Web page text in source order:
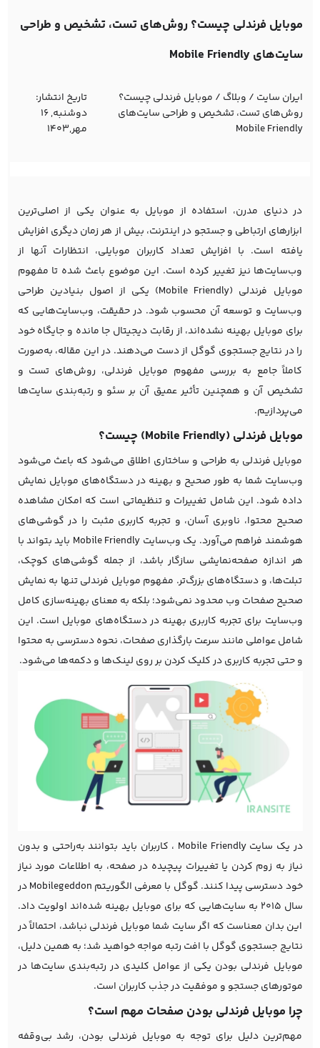
موبایل فرندلی چیست؟ روش‌های تست، تشخیص و طراحی
سایت‌های Mobile Friendly
ایران سایت / وبلاگ / موبایل فرندلی چیست؟
روش‌های تست، تشخیص و طراحی سایت‌های
Mobile Friendly
تاریخ انتشار:
دوشنبه, 16
مهر,1403
در دنیای مدرن، استفاده از موبایل به عنوان یکی از اصلی‌ترین
ابزارهای ارتباطی و جستجو در اینترنت، بیش از هر زمان دیگری افزایش
یافته است. با افزایش تعداد کاربران موبایلی، انتظارات آنها از
وب‌سایت‌ها نیز تغییر کرده است. این موضوع باعث شده تا مفهوم
موبایل فرندلی (Mobile Friendly) یکی از اصول بنیادین طراحی
وب‌سایت و توسعه آن محسوب شود. در حقیقت، وب‌سایت‌هایی که
برای موبایل بهینه نشده‌اند، از رقابت دیجیتال جا مانده و جایگاه خود
را در نتایج جستجوی گوگل از دست می‌دهند. در این مقاله، به‌صورت
کاملاً جامع به بررسی مفهوم موبایل فرندلی، روش‌های تست و
تشخیص آن و همچنین تأثیر عمیق آن بر سئو و رتبه‌بندی سایت‌ها
می‌پردازیم.
موبایل فرندلی (Mobile Friendly) چیست؟
موبایل فرندلی به طراحی و ساختاری اطلاق می‌شود که باعث می‌شود
وب‌سایت شما به طور صحیح و بهینه در دستگاه‌های موبایل نمایش
داده شود. این شامل تغییرات و تنظیماتی است که امکان مشاهده
صحیح محتوا، ناوبری آسان، و تجربه کاربری مثبت را در گوشی‌های
هوشمند فراهم می‌آورد. یک وب‌سایت Mobile Friendly باید بتواند با
هر اندازه صفحه‌نمایشی سازگار باشد، از جمله گوشی‌های کوچک،
تبلت‌ها، و دستگاه‌های بزرگ‌تر. مفهوم موبایل فرندلی تنها به نمایش
صحیح صفحات وب محدود نمی‌شود؛ بلکه به معنای بهینه‌سازی کامل
وب‌سایت برای تجربه کاربری بهینه در دستگاه‌های موبایل است. این
شامل عواملی مانند سرعت بارگذاری صفحات، نحوه دسترسی به محتوا
و حتی تجربه کاربری در کلیک کردن بر روی لینک‌ها و دکمه‌ها می‌شود.
در یک سایت Mobile Friendly ، کاربران باید بتوانند به‌راحتی و بدون
نیاز به زوم کردن یا تغییرات پیچیده در صفحه، به اطلاعات مورد نیاز
خود دسترسی پیدا کنند. گوگل با معرفی الگوریتم Mobilegeddon
در
سال ۲۰۱۵ به سایت‌هایی که برای موبایل بهینه شده‌اند اولویت داد.
این بدان معناست که اگر سایت شما موبایل فرندلی نباشد، احتمالاً در
نتایج جستجوی گوگل با افت رتبه مواجه خواهید شد؛ به همین دلیل،
موبایل فرندلی بودن یکی از عوامل کلیدی در رتبه‌بندی سایت‌ها در
موتورهای جستجو و موفقیت در جذب کاربران است.
چرا موبایل فرندلی بودن صفحات مهم است؟
مهم‌ترین دلیل برای توجه به موبایل فرندلی بودن، رشد بی‌وقفه